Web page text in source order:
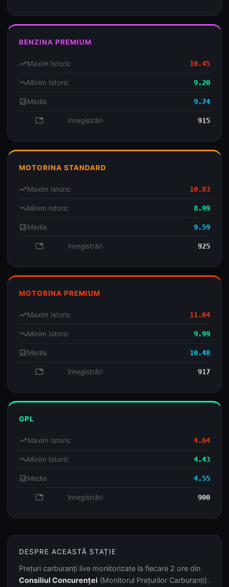
BENZINA PREMIUM
trending_upMaxim Istoric 10.45
trending_downMinim Istoric 9.20
analyticsMedia 9.74
database înregistrări 915
MOTORINA STANDARD
trending_upMaxim Istoric 10.83
trending_downMinim Istoric 8.99
analyticsMedia 9.59
database înregistrări 925
MOTORINA PREMIUM
trending_upMaxim Istoric 11.64
trending_downMinim Istoric 9.99
analyticsMedia 10.48
database înregistrări 917
GPL
trending_upMaxim Istoric 4.64
trending_downMinim Istoric 4.43
analyticsMedia 4.55
database înregistrări 900
DESPRE ACEASTĂ STAȚIE
Prețuri carburanți live monitorizate la fiecare 2 ore din
Consiliul Concurenței (Monitorul Prețurilor Carburanți).